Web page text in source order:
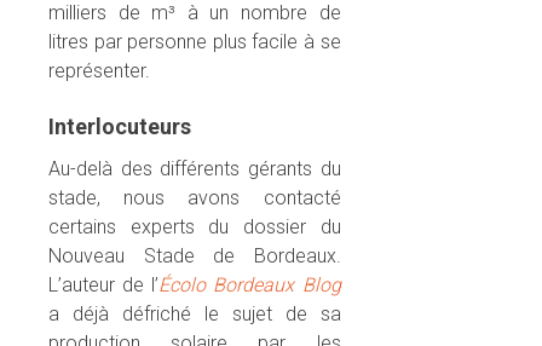
milliers de m³ à un nombre de
litres par personne plus facile à se
représenter.
Interlocuteurs
Au-delà des différents gérants du
stade, nous avons contacté
certains experts du dossier du
Nouveau Stade de Bordeaux.
L’auteur de l’Écolo Bordeaux Blog
a déjà défriché le sujet de sa